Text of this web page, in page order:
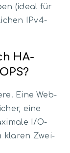
(ideal für
IPv4-
HA-
Eine Web-
eine
I/O-
klaren Zwei-